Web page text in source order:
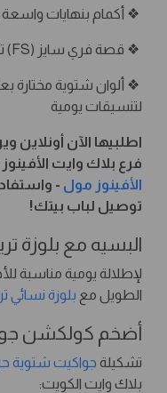
❖ أكمام بنهايات
❖ قصة فري سايز (FS) تناسب جميع أشكال القوام
❖ ألوان شتوية مختارة
لتنسيقات يومية
اطلبيها الآن أونلاين
فرع بلاك وايت
الأفينوز مول
توصيل لباب بيتك!
البسيه مع بلوزة
لإطلالة يومية مناسبة
الطويل مع بلوزة نسائي
أضخم كولكشن
تشكيلة جواكيت شتوية
بلاك وايت الكويت: